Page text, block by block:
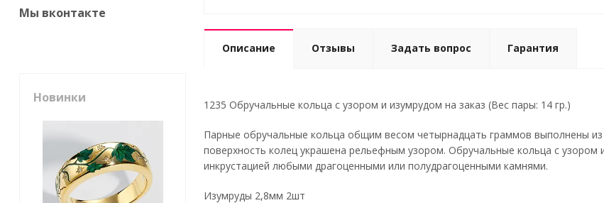
Описание Отзывы Задать вопрос Гарантия
1235 Обручальные кольца с узором и изумрудом на заказ (Вес пары: 14 гр.)
Парные обручальные кольца общим весом четырнадцать граммов выполнены
поверхность колец украшена рельефным узором. Обручальные кольца с
инкрустацией любыми драгоценными или полудрагоценными камнями.
Изумруды 2,8мм 2шт
Мы вконтакте
Новинки